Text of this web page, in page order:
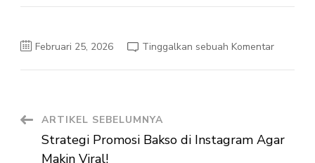
Februari 25, 2026 Tinggalkan sebuah Komentarpada
Navigasi
Artikel
ARTIKEL SEBELUMNYA
Strategi Promosi Bakso di Instagram Agar
Makin Viral!